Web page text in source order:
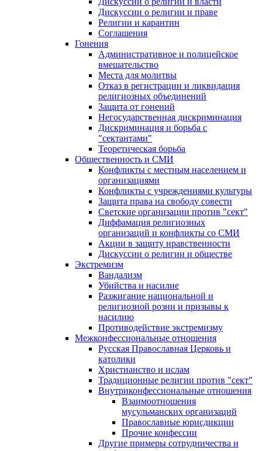
Дискуссии о религии и праве
Религии и карантин
Соглашения
Гонения
Административное и полицейское
вмешательство
Места для молитвы
Отказ в регистрации и ликвидация
религиозных объединений
Защита от гонений
Негосударственная дискриминация
Дискриминация и борьба с
"сектантами"
Теоретическая борьба
Общественность и СМИ
Конфликты с местным населением и
организациями
Конфликты с учреждениями культуры
Защита права на свободу совести
Светские организации против "сект"
Диффамация религиозных
организаций и конфликты со СМИ
Акции в защиту нравственности
Дискуссии о религии и обществе
Экстремизм
Вандализм
Убийства и насилие
Разжигание национальной и
религиозной розни и призывы к
насилию
Противодействие экстремизму
Межконфессиональные отношения
Русская Православная Церковь и
католики
Христианство и ислам
Традиционные религии против "сект"
Внутриконфессиональные отношения
Взаимоотношения
мусульманских организаций
Православные юрисдикции
Прочие конфессии
Другие примеры сотрудничества и